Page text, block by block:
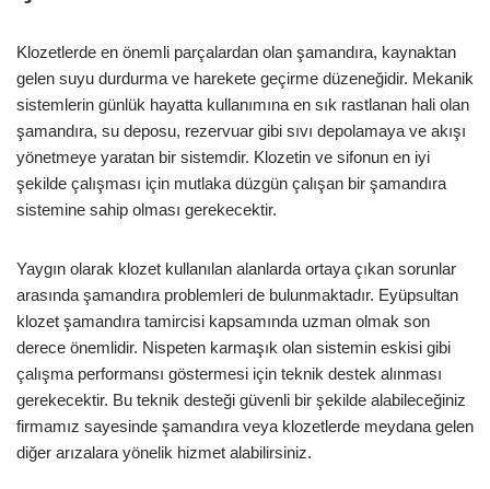
Klozetlerde en önemli parçalardan olan şamandıra, kaynaktan
gelen suyu durdurma ve harekete geçirme düzeneğidir. Mekanik
sistemlerin günlük hayatta kullanımına en sık rastlanan hali olan
şamandıra, su deposu, rezervuar gibi sıvı depolamaya ve akışı
yönetmeye yaratan bir sistemdir. Klozetin ve sifonun en iyi
şekilde çalışması için mutlaka düzgün çalışan bir şamandıra
sistemine sahip olması gerekecektir.
Yaygın olarak klozet kullanılan alanlarda ortaya çıkan sorunlar
arasında şamandıra problemleri de bulunmaktadır. Eyüpsultan
klozet şamandıra tamircisi kapsamında uzman olmak son
derece önemlidir. Nispeten karmaşık olan sistemin eskisi gibi
çalışma performansı göstermesi için teknik destek alınması
gerekecektir. Bu teknik desteği güvenli bir şekilde alabileceğiniz
firmamız sayesinde şamandıra veya klozetlerde meydana gelen
diğer arızalara yönelik hizmet alabilirsiniz.